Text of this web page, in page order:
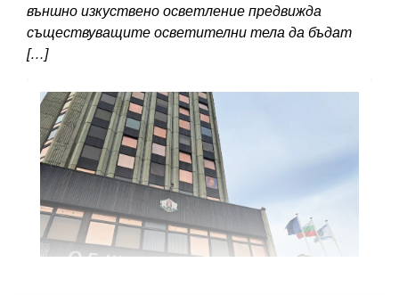
външно изкуствено осветление предвижда
съществуващите осветителни тела да бъдат
[…]